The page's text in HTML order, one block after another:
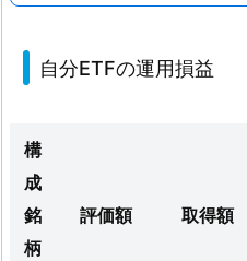
自
自分ETFの運用損益
構
成
銘
柄
評価額 取得額